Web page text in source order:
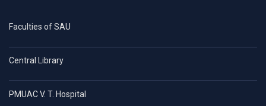
Faculties of SAU
Central Library
PMUAC V. T. Hospital